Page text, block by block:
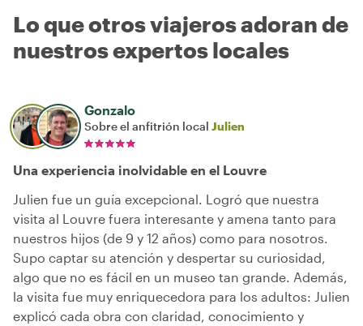
Lo que otros viajeros adoran de
nuestros expertos locales
Gonzalo
Sobre el anfitrión local Julien
Una experiencia inolvidable en el Louvre
Julien fue un guía excepcional. Logró que nuestra
visita al Louvre fuera interesante y amena tanto para
nuestros hijos (de 9 y 12 años) como para nosotros.
Supo captar su atención y despertar su curiosidad,
algo que no es fácil en un museo tan grande. Además,
la visita fue muy enriquecedora para los adultos: Julien
explicó cada obra con claridad, conocimiento y